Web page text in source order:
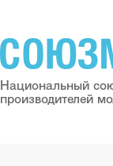
Национальный
производителей